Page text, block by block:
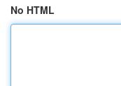
No HTML